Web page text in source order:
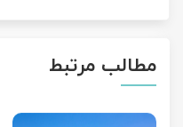
مطالب مرتبط